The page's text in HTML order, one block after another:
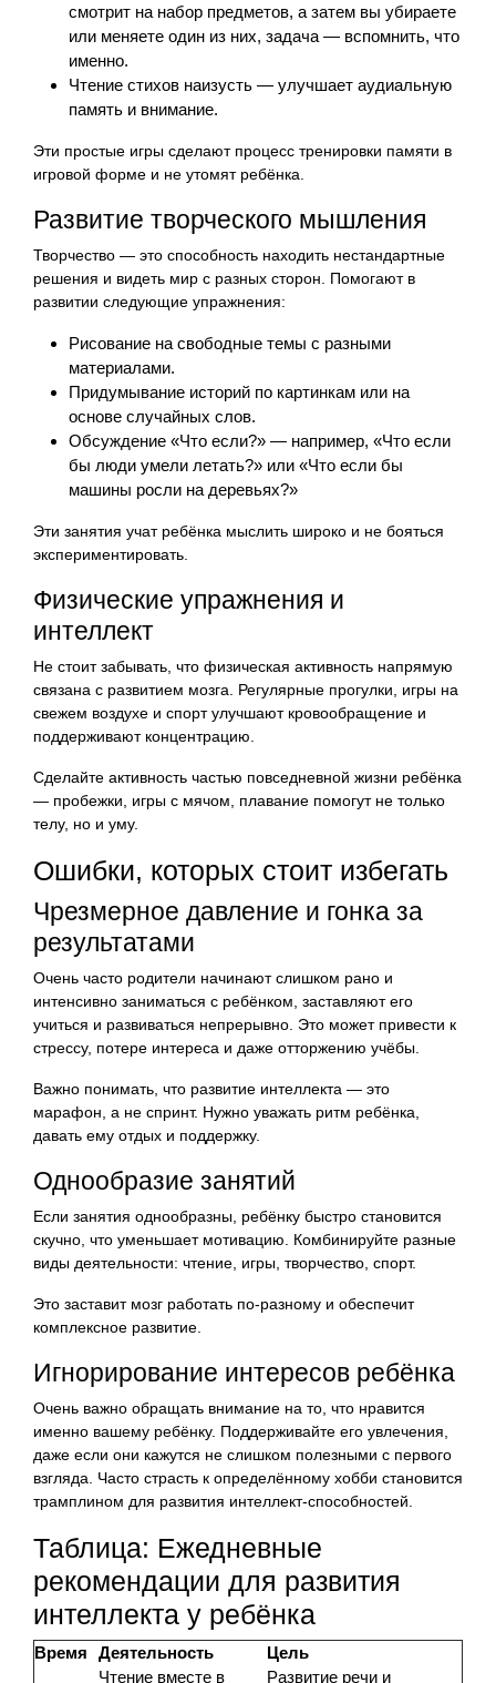
смотрит на набор предметов, а затем вы убираете
или меняете один из них, задача — вспомнить, что
именно.
Чтение стихов наизусть — улучшает аудиальную
память и внимание.
Эти простые игры сделают процесс тренировки памяти в
игровой форме и не утомят ребёнка.
Развитие творческого мышления
Творчество — это способность находить нестандартные
решения и видеть мир с разных сторон. Помогают в
развитии следующие упражнения:
Рисование на свободные темы с разными
материалами.
Придумывание историй по картинкам или на
основе случайных слов.
Обсуждение «Что если?» — например, «Что если
бы люди умели летать?» или «Что если бы
машины росли на деревьях?»
Эти занятия учат ребёнка мыслить широко и не бояться
экспериментировать.
Физические упражнения и
интеллект
Не стоит забывать, что физическая активность напрямую
связана с развитием мозга. Регулярные прогулки, игры на
свежем воздухе и спорт улучшают кровообращение и
поддерживают концентрацию.
Сделайте активность частью повседневной жизни ребёнка
— пробежки, игры с мячом, плавание помогут не только
телу, но и уму.
Ошибки, которых стоит избегать
Чрезмерное давление и гонка за
результатами
Очень часто родители начинают слишком рано и
интенсивно заниматься с ребёнком, заставляют его
учиться и развиваться непрерывно. Это может привести к
стрессу, потере интереса и даже отторжению учёбы.
Важно понимать, что развитие интеллекта — это
марафон, а не спринт. Нужно уважать ритм ребёнка,
давать ему отдых и поддержку.
Однообразие занятий
Если занятия однообразны, ребёнку быстро становится
скучно, что уменьшает мотивацию. Комбинируйте разные
виды деятельности: чтение, игры, творчество, спорт.
Это заставит мозг работать по-разному и обеспечит
комплексное развитие.
Игнорирование интересов ребёнка
Очень важно обращать внимание на то, что нравится
именно вашему ребёнку. Поддерживайте его увлечения,
даже если они кажутся не слишком полезными с первого
взгляда. Часто страсть к определённому хобби становится
трамплином для развития интеллект-способностей.
Таблица: Ежедневные
рекомендации для развития
интеллекта у ребёнка
Время Деятельность
Цель
Чтение вместе в Развитие речи и